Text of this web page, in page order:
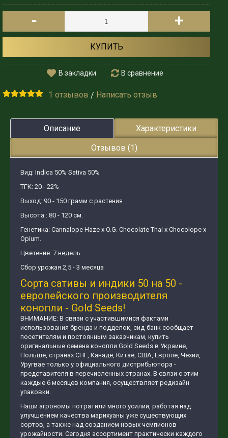
- +
КУПИТЬ
В закладки В сравнение
1 отзывов / Написать отзыв
Описание
Характеристики
Отзывов (1)
Вид: Indica 50% Sativa 50%
ТГК: 20 - 22%
Выход: 90 - 150 грамм с растения
Высота : 80 - 120 см.
Генетика: Cannalope Haze х O.G. Chocolate Thai х Сhocolope х
Opium.
Цветение: 7 недель
Сбор урожая 2,5 - 3 месяца
Сорта сативы и индики 50 на 50 -
европейского производителя
конопли - Gold Seeds!
ВНИМАНИЕ: В связи с участившимися фактами
использования бренда и подделок, сид-банк сообщает
посетителям и постоянным заказчикам, купить
оригинальные семена конопли Gold Seeds в Украине,
Польше, странах СНГ, Канаде, Китае, США, Европе, Чехии,
Уругвае только у официального дистрибьютора -
представителя в перечисленных странах. В связи с этим
каждые 6 месяцев компания, осуществляет редизайн
упаковки.
Наши агрономы потратили много усилий, работая над
улучшением качества марихуаны уже существующих
сортов, а также над созданием новых чемпионов
урожайности. Сегодня ассортимент практически каждого